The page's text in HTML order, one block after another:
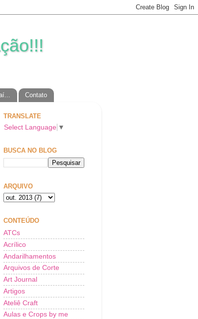
Contato
TRANSLATE
Select Language ▼
BUSCA NO BLOG
ARQUIVO
CONTEÚDO
ATCs
Acrílico
Andarilhamentos
Arquivos de Corte
Art Journal
Artigos
Ateliê Craft
Aulas e Crops by me